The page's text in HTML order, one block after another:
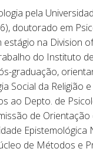
pela
doutorado em
estágio na Division
do Instituto
graduação,
Social da Religião
ao Depto. de
de
de Métodos e